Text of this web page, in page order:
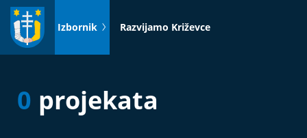
Idi
sadržaj
Izbornik Razvijamo Križevce
0 projekata